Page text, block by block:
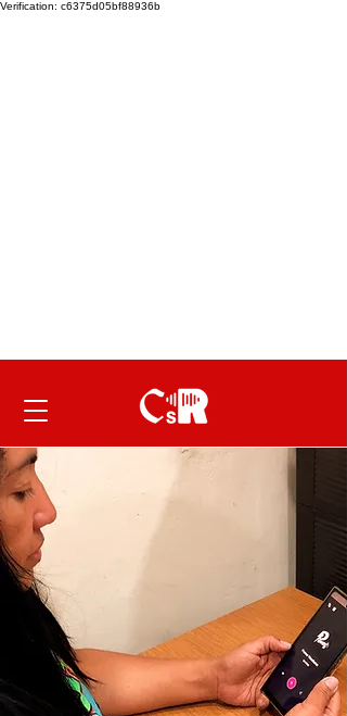
Verification: c6375d05bf88936b